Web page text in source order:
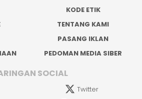
KODE ETIK
TENTANG KAMI
PASANG IKLAN
PEDOMAN MEDIA SIBER
SOCIAL
Twitter